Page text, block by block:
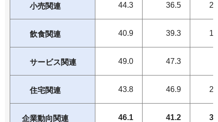
小売関連 44.3 36.5
飲食関連 40.9 39.3
サービス関連 49.0 47.3
住宅関連 43.8 46.9
企業動向関連 46.1 41.2